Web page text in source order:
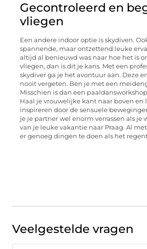
Gecontroleerd en
vliegen
Een andere indoor optie is skydiven.
spannende, maar ontzettend leuke
altijd al benieuwd was naar hoe het is
vliegen, dan is dit je kans. Met een
skydiver ga je het avontuur aan. Deze
nooit vergeten. Ben je met een
Misschien is dan een
Haal je vrouwelijke kant naar boven en
inspireren door de sensuele
je je partner wel enorm verrassen als je
van je leuke vakantie naar Praag. Al
er genoeg dingen te doen als het
Veelgestelde vragen